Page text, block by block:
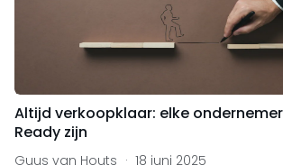
Altijd verkoopklaar: elke
Ready zijn
Guus van Houts 18 juni 2025